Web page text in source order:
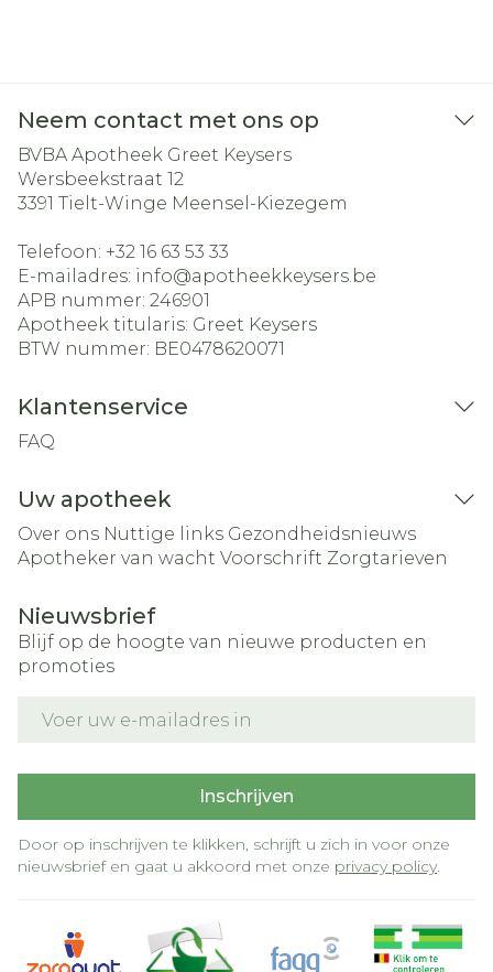
Neem contact met ons op
BVBA Apotheek Greet Keysers
Wersbeekstraat 12
3391 Tielt-Winge Meensel-Kiezegem
Telefoon: +32 16 63 53 33
E-mailadres: info@apotheekkeysers.be
APB nummer: 246901
Apotheek titularis: Greet Keysers
BTW nummer: BE0478620071
Klantenservice
FAQ
Uw apotheek
Over ons Nuttige links Gezondheidsnieuws
Apotheker van wacht Voorschrift Zorgtarieven
Nieuwsbrief
Blijf op de hoogte van nieuwe producten en
promoties
Inschrijven
Door op inschrijven te klikken, schrijft u zich in voor onze
nieuwsbrief en gaat u akkoord met onze privacy policy.